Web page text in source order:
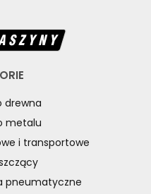
drewna
metalu
i transportowe
pneumatyczne